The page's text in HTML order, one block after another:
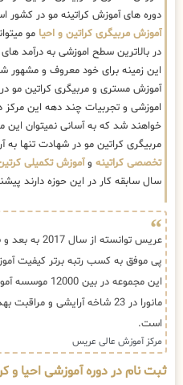
دوره های آموزش کراتینه مو در کشور
آموزش مربیگری کراتین و احیا مو
در بالاترین سطح اموزشی به درآمد
این زمینه برای خود معروف و مشهور
آموزش مستری و مربیگری کراتین مو
اموزشی و تجربیات چند دهه این مرکز
خواهند شد که به آسانی نمیتوان این
مربیگری کراتین مو در شهادت تنها به
تخصصی کراتینه وآموزش تکمیلی
سال سابقه کار در این حوزه دارند
این مجموعه در
مانورا در 23 شاخه آرایشی و
است.
مرکز آموزش عالی عریس
ثبت نام در دوره آموزشی احیا و